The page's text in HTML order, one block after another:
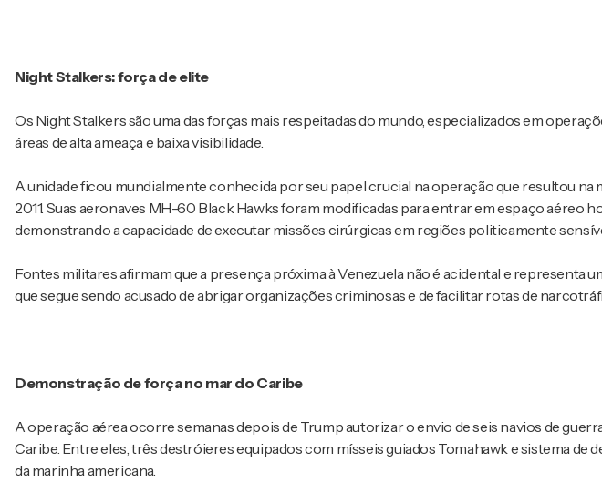
Night Stalkers: força de elite
Os Night Stalkers são uma das forças mais respeitadas do mundo, especializados em
áreas de alta ameaça e baixa visibilidade.
A unidade ficou mundialmente conhecida por seu papel crucial na operação que resultou na
2011. Suas aeronaves MH-60 Black Hawks foram modificadas para entrar em espaço aéreo
demonstrando a capacidade de executar missões cirúrgicas em regiões politicamente
Fontes militares afirmam que a presença próxima à Venezuela não é acidental e representa
que segue sendo acusado de abrigar organizações criminosas e de facilitar rotas de
Demonstração de força no mar do Caribe
A operação aérea ocorre semanas depois de Trump autorizar o envio de seis navios de
Caribe. Entre eles, três destróieres equipados com mísseis guiados Tomahawk e sistema de
da marinha americana.